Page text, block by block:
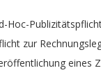
Hoc-
zur
eines